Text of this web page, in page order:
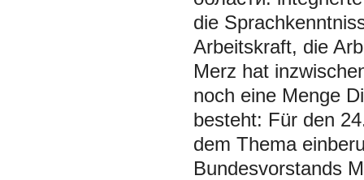
die
Arbeitskraft, die
Merz hat
noch eine Menge
besteht: Für den
dem Thema
Bundesvorstands